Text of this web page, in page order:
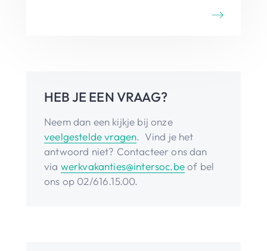
HEB JE EEN VRAAG?
Neem dan een kijkje bij onze
veelgestelde vragen. Vind je het
antwoord niet? Contacteer ons dan
via werkvakanties@intersoc.beof bel
ons op 02/616.15.00.